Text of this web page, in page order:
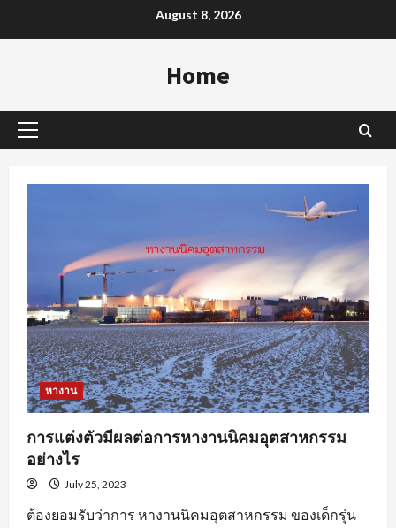
to
August 8, 2026
Home
Primary
หางาน
การแต่งตัวมีผลต่อการหางานนิคมอุตสาหกรรม
อย่างไร
July 25, 2023
ต้องยอมรับว่าการ หางานนิคมอุตสาหกรรม ของเด็กรุ่น